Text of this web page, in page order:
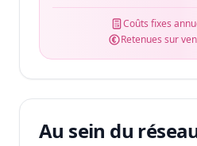
Coûts fixes
Retenues sur
Au sein du